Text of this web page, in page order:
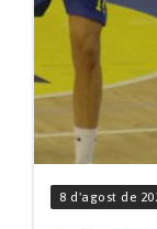
8 d'agost de